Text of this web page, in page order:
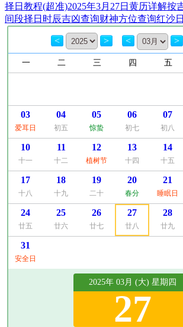
择日教程(超准)2025年3月27日黄历详解按
间段择日 时辰吉凶查询财神方位查询红沙
< > < >
一 二 三 四 五
03
爱耳日
04
初五
05
惊蛰
06
初七
07
初八
10
十一
11
十二
12
植树节
13
十四
14
十五
17
十八
18
十九
19
二十
20
春分
21
睡眠日
24
廿五
25
廿六
26
廿七
27
廿八
28
廿九
31
安全日
2025年 03月 (大) 星期四
27